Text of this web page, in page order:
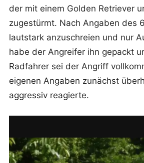
der mit einem Golden Retriever
zugestürmt. Nach Angaben des
lautstark anzuschreien und nur
habe der Angreifer ihn gepackt
Radfahrer sei der Angriff
eigenen Angaben zunächst
aggressiv reagierte.